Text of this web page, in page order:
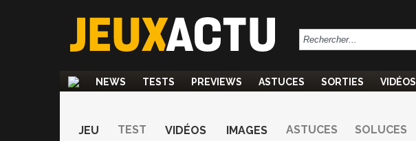
NEWS TESTS PREVIEWS ASTUCES SORTIES VIDÉOS
JEU TEST VIDÉOS IMAGES ASTUCES SOLUCES